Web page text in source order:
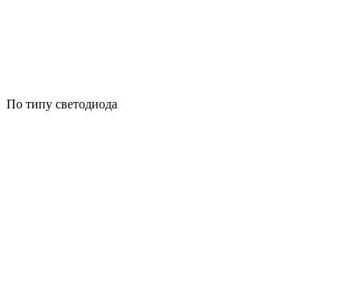
По типу светодиода